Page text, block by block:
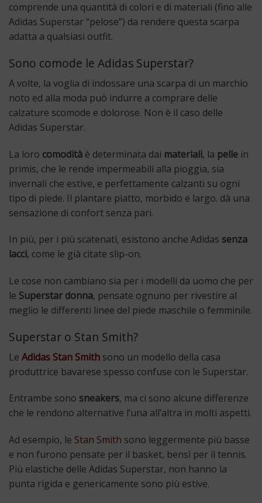
comprende una quantità di colori e di materiali (fino alle
Adidas Superstar “pelose”) da rendere questa scarpa
adatta a qualsiasi outfit.
Sono comode le Adidas Superstar?
A volte, la voglia di indossare una scarpa di un marchio
noto ed alla moda può indurre a comprare delle
calzature scomode e dolorose. Non è il caso delle
Adidas Superstar.
La loro comodità è determinata dai materiali, la pelle in
primis, che le rende impermeabili alla pioggia, sia
invernali che estive, e perfettamente calzanti su ogni
tipo di piede. Il plantare piatto, morbido e largo. dà una
sensazione di confort senza pari.
In più, per i più scatenati, esistono anche Adidas senza
lacci, come le già citate slip-on.
Le cose non cambiano sia per i modelli da uomo che per
le Superstar donna, pensate ognuno per rivestire al
meglio le differenti linee del piede maschile o femminile.
Superstar o Stan Smith?
Le Adidas Stan Smith sono un modello della casa
produttrice bavarese spesso confuse con le Superstar.
Entrambe sono sneakers, ma ci sono alcune differenze
che le rendono alternative l’una all’altra in molti aspetti.
Ad esempio, le Stan Smith sono leggermente più basse
e non furono pensate per il basket, bensì per il tennis.
Più elastiche delle Adidas Superstar, non hanno la
punta rigida e genericamente sono più estive.